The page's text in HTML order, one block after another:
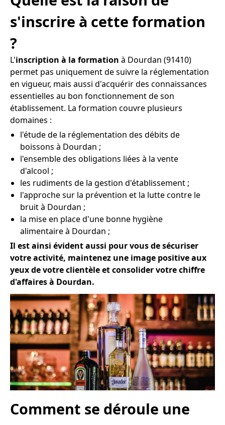
s'inscrire à cette formation
?
L'inscription à la formation à Dourdan (91410)
permet pas uniquement de suivre la réglementation
en vigueur, mais aussi d'acquérir des connaissances
essentielles au bon fonctionnement de son
établissement. La formation couvre plusieurs
domaines :
l'étude de la réglementation des débits de
boissons à Dourdan ;
l'ensemble des obligations liées à la vente
d'alcool ;
les rudiments de la gestion d'établissement ;
l'approche sur la prévention et la lutte contre le
bruit à Dourdan ;
la mise en place d'une bonne hygiène
alimentaire à Dourdan ;
Il est ainsi évident aussi pour vous de sécuriser
votre activité, maintenez une image positive aux
yeux de votre clientèle et consolider votre chiffre
d'affaires à Dourdan.
Comment se déroule une